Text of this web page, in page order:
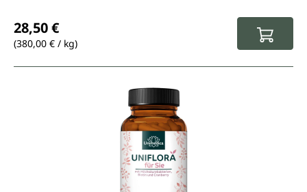
28,50 €
(380,00 € / kg)